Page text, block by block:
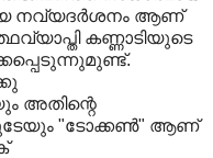
നവ്യദര്‍ശനം ആണ്‌
കണ്ണാടിയുടെ
അതിന്റെ
"ടോക്കണ്‍" ആണ്‌